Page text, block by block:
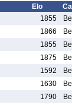
Elo
1855
1866
1855
1875
1592
1630
1790